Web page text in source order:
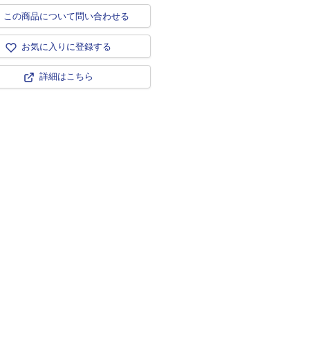
この商品について問い合わせる
お気に入りに登録する
詳細はこちら